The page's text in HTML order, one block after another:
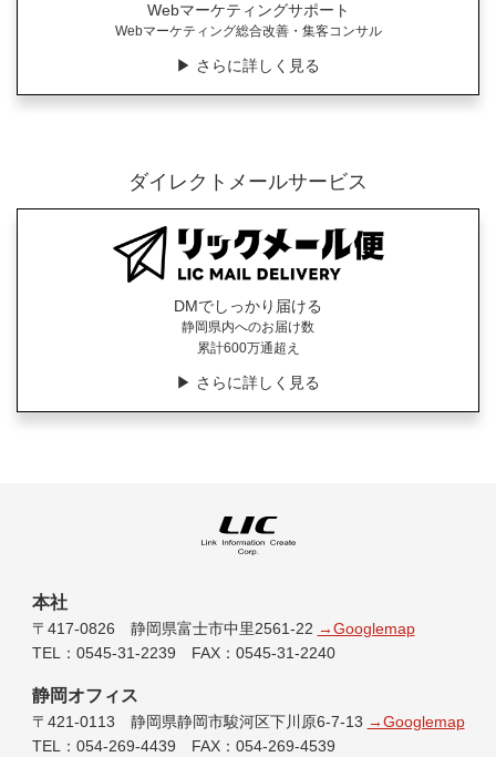
Webマーケティングサポート
Webマーケティング総合改善・集客コンサル
▶︎ さらに詳しく見る
ダイレクトメールサービス
DMでしっかり届ける
静岡県内へのお届け数
累計600万通超え
▶︎ さらに詳しく見る
本社
〒417-0826 静岡県富士市中里2561-22 →Googlemap
TEL：0545-31-2239 FAX：0545-31-2240
静岡オフィス
〒421-0113 静岡県静岡市駿河区下川原6-7-13 →Googlemap
TEL：054-269-4439 FAX：054-269-4539